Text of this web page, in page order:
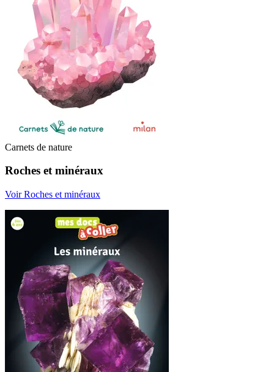
Carnets de nature
Roches et minéraux
Voir Roches et minéraux